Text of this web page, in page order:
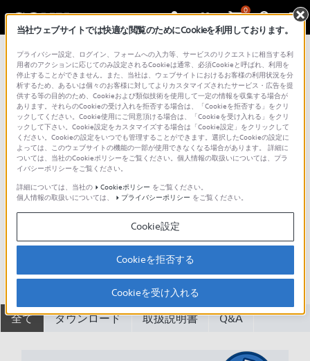
0
総合サポート・お問い合わせ スピーカーシステム
SS-CN7700
全て ダウンロード 取扱説明書 Q&A
当社ウェブサイトでは快適な閲覧のためにCookieを利用しております。
プライバシー設定、ログイン、フォームへの入力等、サービスのリクエストに相当する利
用者のアクションに応じてのみ設定されるCookieは通常、必須Cookieと呼ばれ、利用を
停止することができません。また、当社は、ウェブサイトにおけるお客様の利用状況を分
析するため、あるいは個々のお客様に対してよりカスタマイズされたサービス・広告を提
供する等の目的のため、Cookieおよび類似技術を使用して一定の情報を収集する場合が
あります。それらのCookieの受け入れを拒否する場合は、「Cookieを拒否する」をクリ
ックしてください。Cookie使用にご同意頂ける場合は、「Cookieを受け入れる」をクリ
ックして下さい。Cookie設定をカスタマイズする場合は「Cookie設定」をクリックして
ください。Cookieの設定をいつでも管理することができます。選択したCookieの設定に
よっては、このウェブサイトの機能の一部が使用できなくなる場合があります。 詳細に
ついては、当社のCookieポリシーをご覧ください。個人情報の取扱いについては、プラ
イバシーポリシーをご覧ください。
詳細については、当社の
Cookieポリシー をご覧ください。
個人情報の取扱いについては、
プライバシーポリシー をご覧ください。
Cookie設定
Cookieを拒否する
Cookieを受け入れる